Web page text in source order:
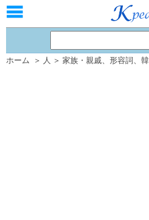
ホーム ＞ 人 ＞ 家族・親戚、 形容詞 、